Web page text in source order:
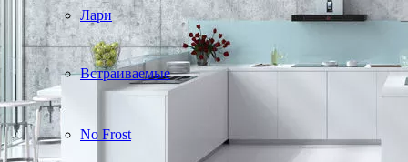
Лари
Встраиваемые
No Frost